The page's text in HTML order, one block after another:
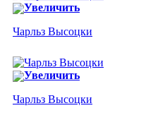
Увеличить
Чарльз Высоцки
Увеличить
Чарльз Высоцки